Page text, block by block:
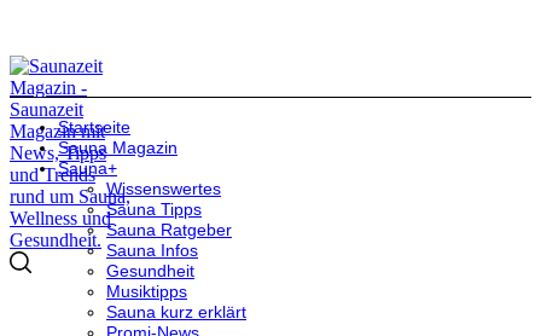
Startseite
Sauna Magazin
Sauna+
Wissenswertes
Sauna Tipps
Sauna Ratgeber
Sauna Infos
Gesundheit
Musiktipps
Sauna kurz erklärt